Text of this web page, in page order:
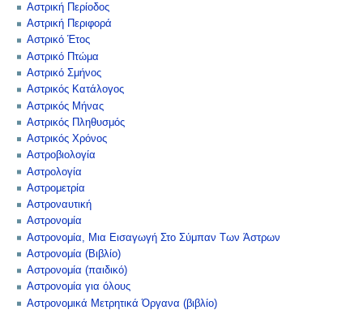
Αστρική Περίοδος
Αστρική Περιφορά
Αστρικό Έτος
Αστρικό Πτώμα
Αστρικό Σμήνος
Αστρικός Κατάλογος
Αστρικός Μήνας
Αστρικός Πληθυσμός
Αστρικός Χρόνος
Αστροβιολογία
Αστρολογία
Αστρομετρία
Αστροναυτική
Αστρονομία
Αστρονομία, Μια Εισαγωγή Στο Σύμπαν Των Άστρων
Αστρονομία (Βιβλίο)
Αστρονομία (παιδικό)
Αστρονομία για όλους
Αστρονομικά Μετρητικά Όργανα (βιβλίο)